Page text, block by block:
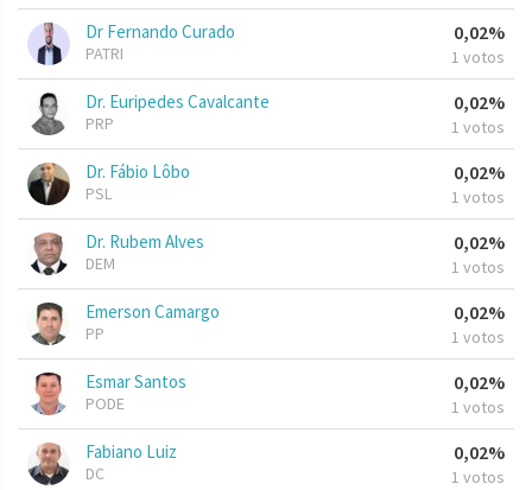
Dr Fernando Curado
PATRI
0,02%
1 votos
Dr. Euripedes Cavalcante
PRP
0,02%
1 votos
Dr. Fábio Lôbo
PSL
0,02%
1 votos
Dr. Rubem Alves
DEM
0,02%
1 votos
Emerson Camargo
PP
0,02%
1 votos
Esmar Santos
PODE
0,02%
1 votos
Fabiano Luiz
DC
0,02%
1 votos